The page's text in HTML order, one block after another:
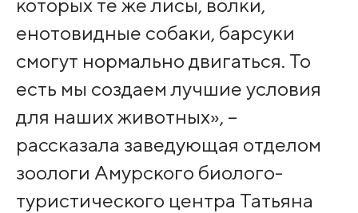
енотовидные собаки, барсуки
смогут нормально двигаться. То
есть мы создаем лучшие условия
для наших животных», –
рассказала заведующая отделом
зоологи Амурского биолого-
туристического центра Татьяна